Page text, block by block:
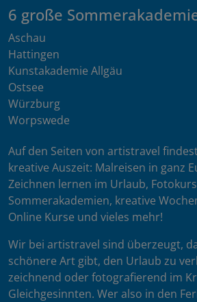
6 große
Aschau
Hattingen
Kunstakademie Allgäu
Ostsee
Würzburg
Worpswede
Auf den Seiten von artistravel
kreative Auszeit: Malreisen in ganz
Zeichnen lernen im Urlaub,
Sommerakademien, kreative
Online Kurse und vieles mehr!
Wir bei artistravel sind überzeugt,
schönere Art gibt, den Urlaub zu
zeichnend oder fotografierend im
Gleichgesinnten. Wer also in den